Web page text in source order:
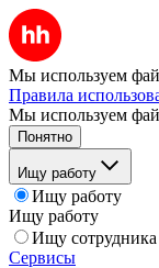
Мы используем
Правила
Мы используем
Понятно
Ищу работу
Ищу работу
Ищу работу
Ищу сотрудника
Сервисы